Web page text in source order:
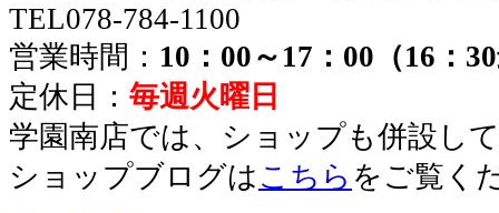
TEL078-784-1100
営業時間： 10：00～17：00（16：
定休日： 毎週火曜日
学園南店では、ショップも併設し
ショップブログは こちら をご覧く